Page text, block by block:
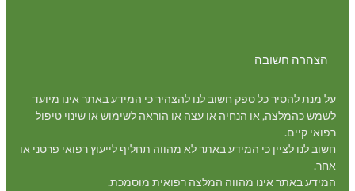
הצהרה חשובה
על מנת להסיר כל ספק חשוב לנו להצהיר כי המידע באתר אינו מיועד
לשמש כהמלצה, או הנחיה או עצה או הוראה לשימוש או שינוי טיפול
רפואי קיים.
חשוב לנו לציין כי המידע באתר לא מהווה תחליף לייעוץ רפואי פרטני או
אחר.
המידע באתר אינו מהווה המלצה רפואית מוסמכת.